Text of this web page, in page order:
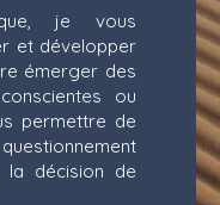
je vous
et développer
émerger des
ou
permettre de
décision de